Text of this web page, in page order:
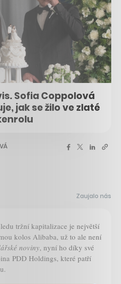
Sofia Coppolová
jak se žilo ve zlaté
Zaujalo nás
tržní kapitalizace je největší
kolos Alibaba, už to ale není
noviny, nyní ho díky své
PDD Holdings, které patří